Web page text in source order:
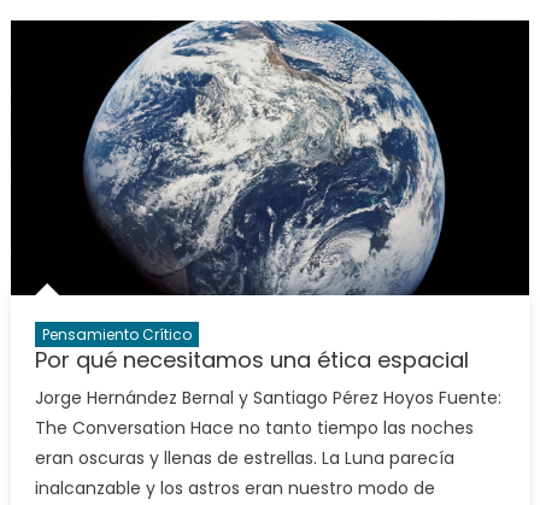
Pensamiento Crítico
Por qué necesitamos una ética espacial
Jorge Hernández Bernal y Santiago Pérez Hoyos Fuente:
The Conversation Hace no tanto tiempo las noches
eran oscuras y llenas de estrellas. La Luna parecía
inalcanzable y los astros eran nuestro modo de